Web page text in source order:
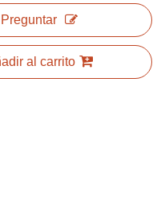
Preguntar
al carrito